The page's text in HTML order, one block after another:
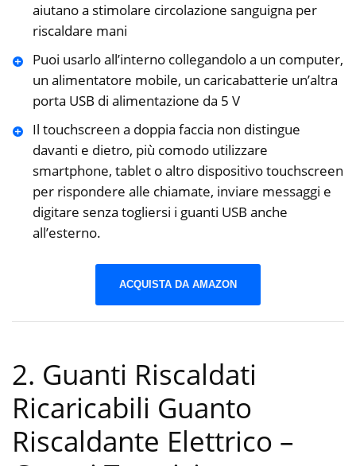
aiutano a stimolare circolazione sanguigna per
riscaldare mani
Puoi usarlo all’interno collegandolo a un computer,
un alimentatore mobile, un caricabatterie un’altra
porta USB di alimentazione da 5 V
Il touchscreen a doppia faccia non distingue
davanti e dietro, più comodo utilizzare
smartphone, tablet o altro dispositivo touchscreen
per rispondere alle chiamate, inviare messaggi e
digitare senza togliersi i guanti USB anche
all’esterno.
ACQUISTA DA AMAZON
2. Guanti Riscaldati
Ricaricabili Guanto
Riscaldante Elettrico –